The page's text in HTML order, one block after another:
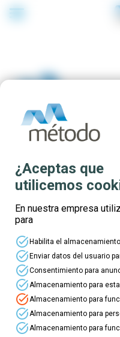
menu
Formación
Si trabajas en el
puedes acceder a
subvencionado con
obtendas una
mejorar y ampliar
profesionales, así
¿Aceptas que
utilicemos
En nuestra empresa
para
task_altHabilita el almacenamiento
task_altEnviar datos del usuario
task_altConsentimiento para
task_alt Almacenamiento para
task_alt Almacenamiento para
task_alt Almacenamiento para
task_alt Almacenamiento para